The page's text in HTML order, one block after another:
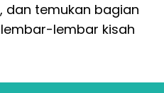
dan temukan bagian
lembar kisah